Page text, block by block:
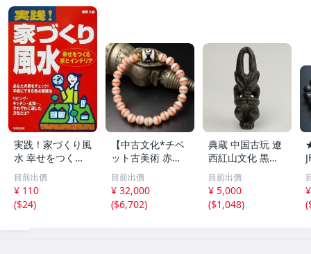
実践！家づくり風
水 幸せをつくる
家とインテリア/
浅野八郎(著者)
目前出價
¥ 110
($24)
【中古文化*チベ
ット古美術 赤縞
天眼瑪瑙丸珠 天
地天珠組み合わせ
ブレスレット 縞
瑪瑙 古玩 アンテ
目前出價
¥ 32,000
($6,702)
典蔵 中国古玩 遼
西紅山文化 黒曜
石 黒皮玉 太陽神
祈祷像 唐物 骨董
品 古美術 古玉 彫
刻 時代物 魔除け
目前出價
¥ 5,000
($1,048)
(